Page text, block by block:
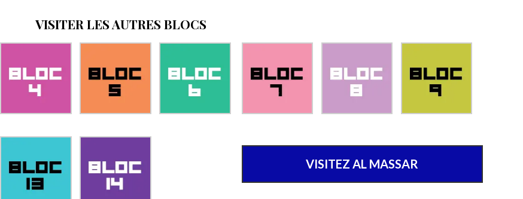
VISITER LES AUTRES BLOCS
VISITEZ AL MASSAR